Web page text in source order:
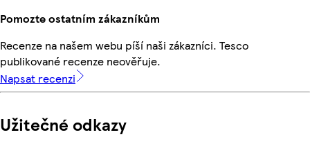
Pomozte ostatním zákazníkům
Recenze na našem webu píší naši zákazníci. Tesco
publikované recenze neověřuje.
Napsat recenzi
Užitečné odkazy